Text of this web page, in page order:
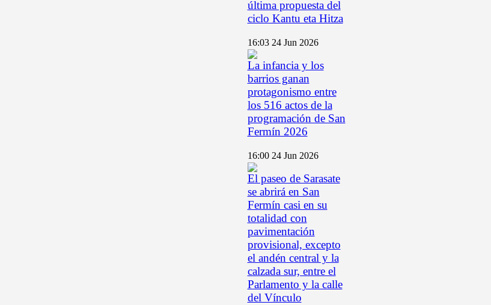
última propuesta del
ciclo Kantu eta Hitza
16:03 24 Jun 2026
La infancia y los
barrios ganan
protagonismo entre
los 516 actos de la
programación de San
Fermín 2026
16:00 24 Jun 2026
El paseo de Sarasate
se abrirá en San
Fermín casi en su
totalidad con
pavimentación
provisional, excepto
el andén central y la
calzada sur, entre el
Parlamento y la calle
del Vínculo